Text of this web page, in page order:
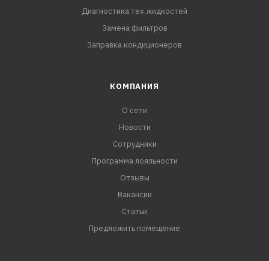
Диагностика тех.жидкостей
Замена фильтров
Заправка кондиционеров
КОМПАНИЯ
О сети
Новости
Сотрудники
Программа лояльности
Отзывы
Вакансии
Статьи
Предложить помещение